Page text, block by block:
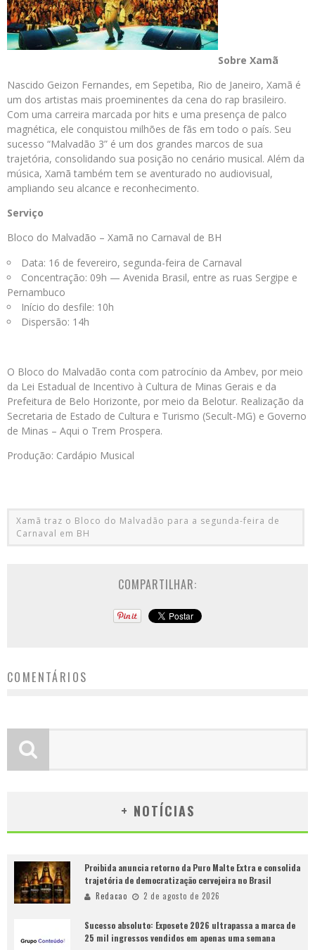
Sobre Xamã
Nascido Geizon Fernandes, em Sepetiba, Rio de Janeiro, Xamã é
um dos artistas mais proeminentes da cena do rap brasileiro.
Com uma carreira marcada por hits e uma presença de palco
magnética, ele conquistou milhões de fãs em todo o país. Seu
sucesso “Malvadão 3” é um dos grandes marcos de sua
trajetória, consolidando sua posição no cenário musical. Além da
música, Xamã também tem se aventurado no audiovisual,
ampliando seu alcance e reconhecimento.
Serviço
Bloco do Malvadão – Xamã no Carnaval de BH
Data: 16 de fevereiro, segunda-feira de Carnaval
Concentração: 09h — Avenida Brasil, entre as ruas Sergipe e
Pernambuco
Início do desfile: 10h
Dispersão: 14h
O Bloco do Malvadão conta com patrocínio da Ambev, por meio
da Lei Estadual de Incentivo à Cultura de Minas Gerais e da
Prefeitura de Belo Horizonte, por meio da Belotur. Realização da
Secretaria de Estado de Cultura e Turismo (Secult-MG) e Governo
de Minas – Aqui o Trem Prospera.
Produção: Cardápio Musical
Xamã traz o Bloco do Malvadão para a segunda-feira de
Carnaval em BH
COMPARTILHAR:
COMENTÁRIOS
+ NOTÍCIAS
Proibida anuncia retorno da Puro Malte Extra e consolida
trajetória de democratização cervejeira no Brasil
Redacao 2 de agosto de 2026
Sucesso absoluto: Exposete 2026 ultrapassa a marca de
25 mil ingressos vendidos em apenas uma semana